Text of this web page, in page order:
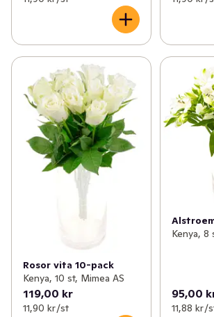
Rosor vita 10-pack
Kenya, 10 st, Mimea AS
119,00 kr
11,90 kr /st
Kenya, 8
95,00
11,88 kr /